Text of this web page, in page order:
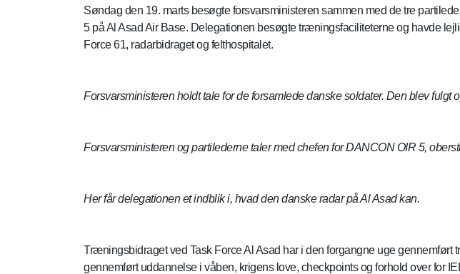
Søndag den 19. marts besøgte forsvarsministeren sammen med de tre
5 på Al Asad Air Base. Delegationen besøgte træningsfaciliteterne og havde
Force 61, radarbidraget og felthospitalet.
Forsvarsministeren holdt tale for de forsamlede danske soldater. Den blev fulgt
Forsvarsministeren og partilederne taler med chefen for DANCON OIR 5,
Her får delegationen et indblik i, hvad den danske radar på Al Asad kan.
Træningsbidraget ved Task Force Al Asad har i den forgangne uge
gennemført uddannelse i våben, krigens love, checkpoints og forhold over for